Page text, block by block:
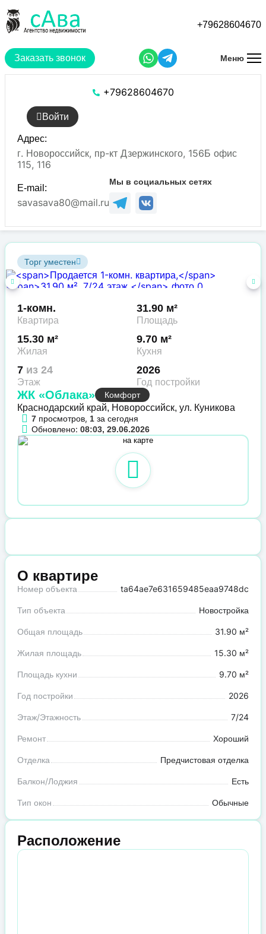
основному
Заказать звонок
+79628604670
Меню
+79628604670
Войти
Адрес:
г. Новороссийск, пр-кт Дзержинского, 156Б офис
115, 116
E-mail:
savasava80@mail.ru
Мы в социальных сетях
Торг уместен
1-комн.
Квартира
31.90 м²
Площадь
15.30 м²
Жилая
9.70 м²
Кухня
7 из 24
Этаж
2026
Год постройки
ЖК «Облака»
Комфорт
Краснодарский край, Новороссийск, ул. Куникова
7 просмотров, 1 за сегодня
Обновлено: 08:03, 29.06.2026
О квартире
Номер объекта ta64ae7e631659485eaa9748dc
Тип объекта Новостройка
Общая площадь 31.90 м²
Жилая площадь 15.30 м²
Площадь кухни 9.70 м²
Год постройки 2026
Этаж/Этажность 7/24
Ремонт Хороший
Отделка Предчистовая отделка
Балкон/Лоджия Есть
Тип окон Обычные
Расположение